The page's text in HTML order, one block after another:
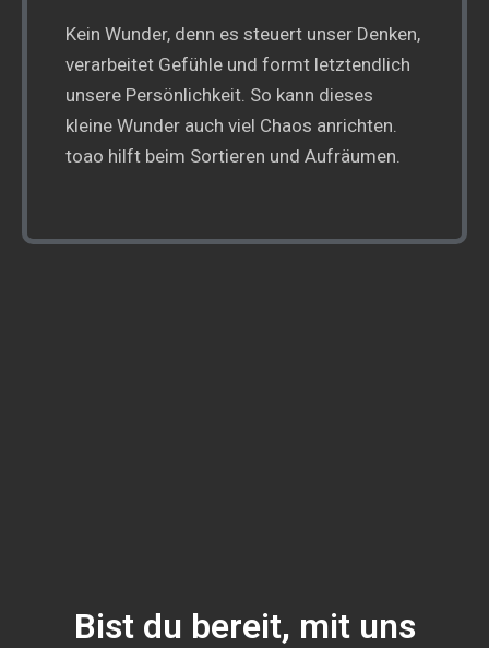
Kein Wunder, denn es steuert unser Denken,
verarbeitet Gefühle und formt letztendlich
unsere Persönlichkeit. So kann dieses
kleine Wunder auch viel Chaos anrichten.
toao hilft beim Sortieren und Aufräumen.
Bist du bereit, mit uns